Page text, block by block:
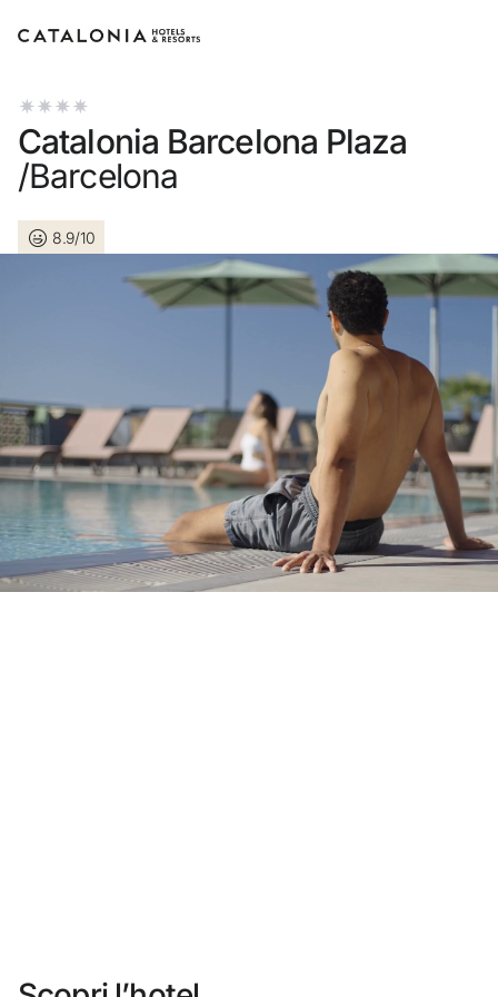
Accedi al tuo account
LOGIN
Hai dimenticato la password?
o usa una di queste opzioni
Entra con Google
Accedere solo con l’email
Non ti sei ancora registrato ?
Creare un account
Catalonia Barcelona Plaza
/Barcelona
8.9/10